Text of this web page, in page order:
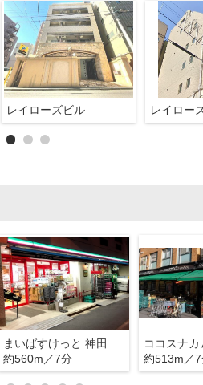
レイローズビル レイロー
まいばすけっと 神田佐久間町店
約560m／7分
ココスナ
約513m／